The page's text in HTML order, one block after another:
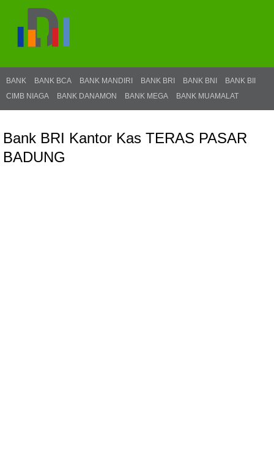
BANK BANK BCA BANK MANDIRI BANK BRI BANK BNI
BANK BII
CIMB NIAGA
BANK DANAMON BANK MEGA BANK MUAMALAT
Bank BRI Kantor Kas TERAS PASAR
BADUNG